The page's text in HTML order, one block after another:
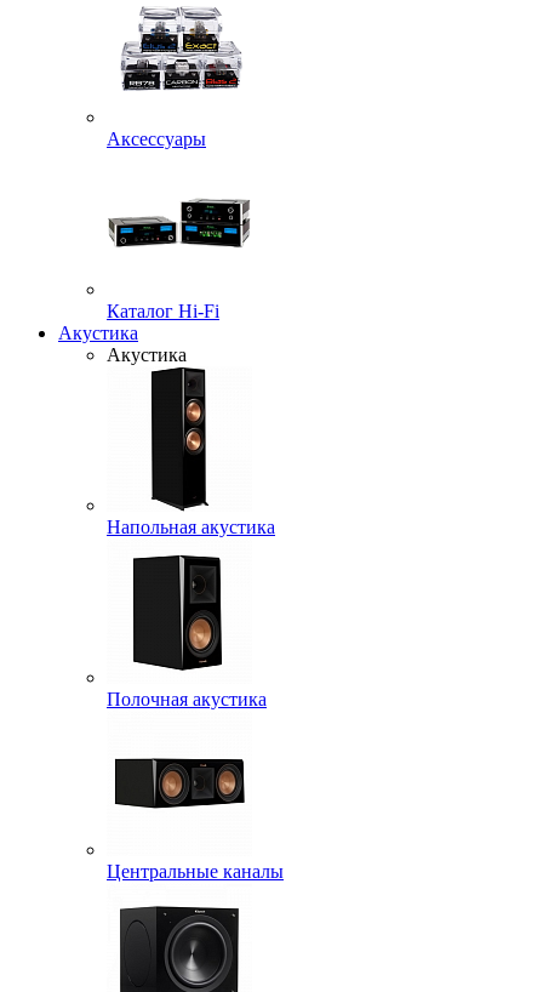
Аксессуары
Каталог Hi-Fi
Акустика
Акустика
Напольная акустика
Полочная акустика
Центральные каналы